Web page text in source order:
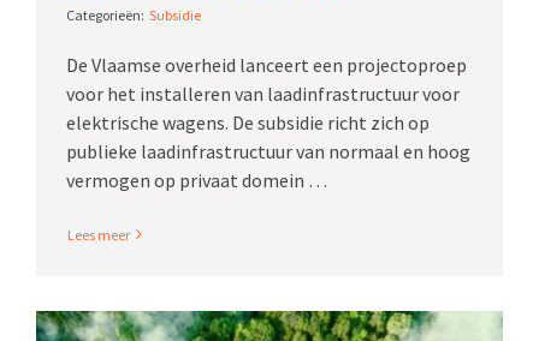
Subsidie
De Vlaamse overheid lanceert een projec­toproep
voor het instal­leren van laadinfrastructuur voor
elektrische wagens. De subsidie richt zich op
publieke laadinfrastructuur van normaal en hoog
vermogen op privaat domein …
Read More